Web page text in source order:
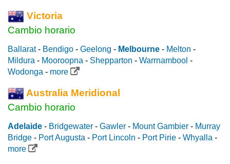
Victoria
Cambio horario
Ballarat- Bendigo - Geelong - Melbourne - Melton -
Mildura - Mooroopna - Shepparton - Warrnambool -
Wodonga - more
Australia Meridional
Cambio horario
Adelaide - Bridgewater - Gawler - Mount Gambier - Murray
Bridge - Port Augusta - Port Lincoln - Port Pirie - Whyalla -
more